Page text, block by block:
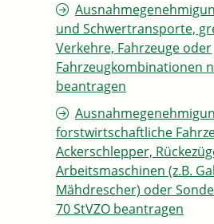
und Schwertransporte,
Verkehre, Fahrzeuge oder
Fahrzeugkombinationen
beantragen
forstwirtschaftliche
Ackerschlepper,
Arbeitsmaschinen (z.B.
Mähdrescher) oder
70 StVZO beantragen